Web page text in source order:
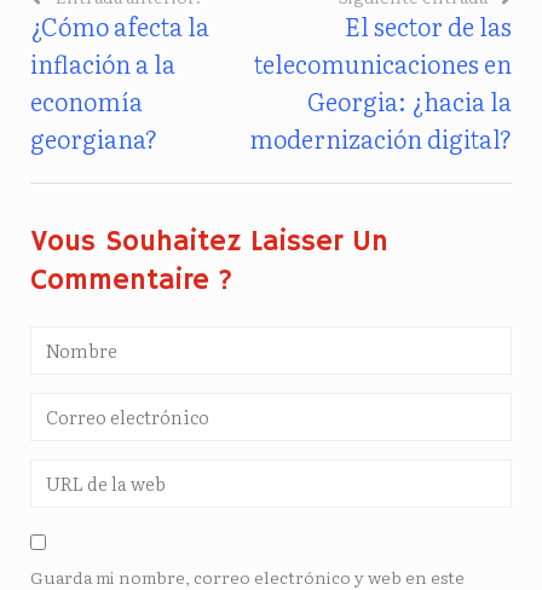
Navegación
De
Entradas
¿Cómo afecta la
inflación a la
economía
georgiana?
El sector de las
telecomunicaciones en
Georgia: ¿hacia la
modernización digital?
Vous Souhaitez Laisser Un
Commentaire ?
Guarda mi nombre, correo electrónico y web en este